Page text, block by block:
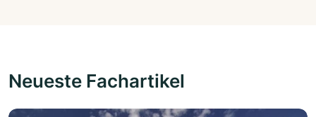
Neueste Fachartikel